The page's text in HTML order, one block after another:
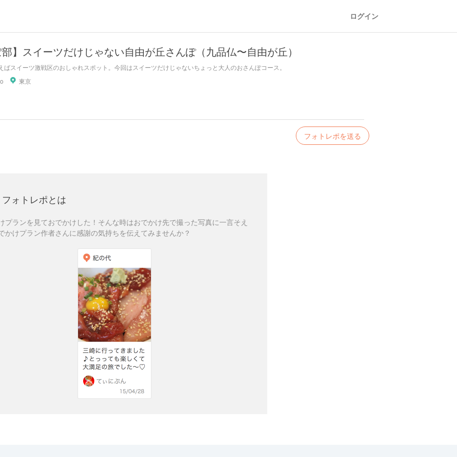
ログイン
】スイーツだけじゃない自由が丘さんぽ（九品仏〜自由が丘）
ばスイーツ激戦区のおしゃれスポット。今回はスイーツだけじゃないちょっと大人のおさんぽコース。
東京
フォトレポを送る
フォトレポとは
プランを見ておでかけした！そんな時はおでかけ先で撮った写真に一言そえ
かけプラン作者さんに感謝の気持ちを伝えてみませんか？